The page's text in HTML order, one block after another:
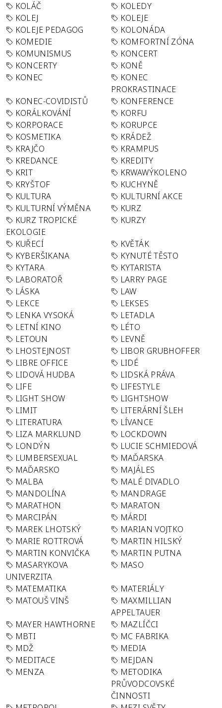
KOLÁČ
KOLEDY
KOLEJ
KOLEJE
KOLEJE PEDAGOG
KOLONÁDA
KOMEDIE
KOMFORTNÍ ZÓNA
KOMUNISMUS
KONCERT
KONCERTY
KONĚ
KONEC
KONEC
PROKRASTINACE
KONEC-COVIDISTŮ
KONFERENCE
KORÁLKOVÁNÍ
KORFU
KORPORACE
KORUPCE
KOSMETIKA
KRÁDEŽ
KRAJČO
KRAMPUS
KREDANCE
KREDITY
KRIT
KRWAWÝKOLENO
KRYŠTOF
KUCHYNĚ
KULTURA
KULTURNÍ AKCE
KULTURNÍ VÝMĚNA
KURZ
KURZ TROPICKÉ
EKOLOGIE
KURZY
KUŘECÍ
KVĚTÁK
KYBERŠIKANA
KYNUTÉ TĚSTO
KYTARA
KYTARISTA
LABORATOŘ
LARRY PAGE
LÁSKA
LAW
LEKCE
LEKSES
LENKA VYSOKÁ
LETADLA
LETNÍ KINO
LÉTO
LETOUN
LEVNĚ
LHOSTEJNOST
LIBOR GRUBHOFFER
LIBRE OFFICE
LIDÉ
LIDOVÁ HUDBA
LIDSKÁ PRÁVA
LIFE
LIFESTYLE
LIGHT SHOW
LIGHTSHOW
LIMIT
LITERÁRNÍ ŠLEH
LITERATURA
LÍVANCE
LIZA MARKLUND
LOCKDOWN
LONDÝN
LUCIE SCHMIEDOVÁ
LUMBERSEXUAL
MAĎARSKA
MAĎARSKO
MAJÁLES
MALBA
MALÉ DIVADLO
MANDOLÍNA
MANDRAGE
MARATHON
MARATON
MARCIPÁN
MÁRDI
MAREK LHOTSKÝ
MARIAN VOJTKO
MARIE ROTTROVÁ
MARTIN HILSKÝ
MARTIN KONVIČKA
MARTIN PUTNA
MASARYKOVA
UNIVERZITA
MASO
MATEMATIKA
MATERIÁLY
MATOUŠ VINŠ
MAXMILLIAN
APPELTAUER
MAYER HAWTHORNE
MAZLÍČCI
MBTI
MC FABRIKA
MDŽ
MEDIA
MEDITACE
MEJDAN
MENZA
METODIKA
PRŮVODCOVSKÉ
ČINNOSTI